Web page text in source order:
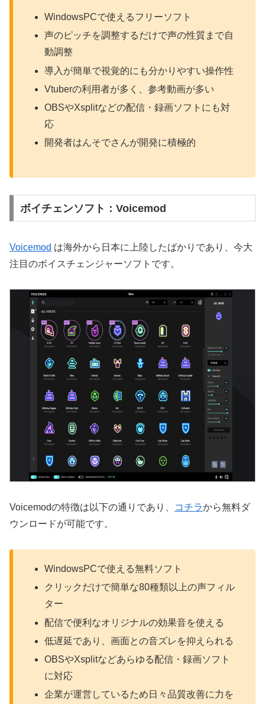
WindowsPCで使えるフリーソフト
声のピッチを調整するだけで声の性質まで自
動調整
導入が簡単で視覚的にも分かりやすい操作性
Vtuberの利用者が多く、参考動画が多い
OBSやXsplitなどの配信・録画ソフトにも対
応
開発者はんそでさんが開発に積極的
ボイチェンソフト：Voicemod
Voicemod は海外から日本に上陸したばかりであり、今大
注目のボイスチェンジャーソフトです。
Voicemodの特徴は以下の通りであり、 コチラから無料ダ
ウンロードが可能です。
WindowsPCで使える無料ソフト
クリックだけで簡単な80種類以上の声フィル
ター
配信で便利なオリジナルの効果音を使える
低遅延であり、画面との音ズレを抑えられる
OBSやXsplitなどあらゆる配信・録画ソフト
に対応
企業が運営しているため日々品質改善に力を